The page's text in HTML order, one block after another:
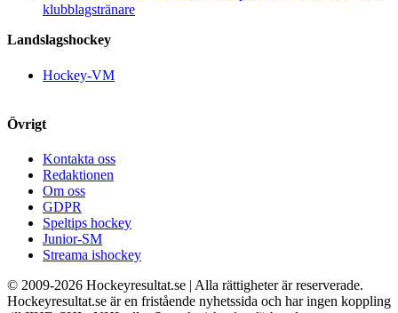
klubblagstränare
Landslagshockey
Hockey-VM
Övrigt
Kontakta oss
Redaktionen
Om oss
GDPR
Speltips hockey
Junior-SM
Streama ishockey
© 2009-2026 Hockeyresultat.se | Alla rättigheter är reserverade.
Hockeyresultat.se är en fristående nyhetssida och har ingen koppling